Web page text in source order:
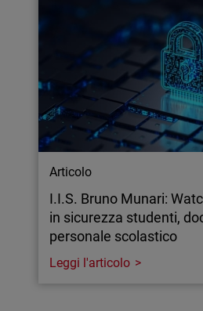
Articolo
I.I.S. Bruno Munari:
in sicurezza studenti,
personale scolastico
Leggi l'articolo